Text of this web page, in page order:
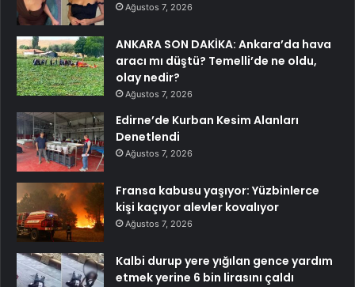
Ağustos 7, 2026
ANKARA SON DAKİKA: Ankara’da hava
aracı mı düştü? Temelli’de ne oldu,
olay nedir?
Ağustos 7, 2026
Edirne’de Kurban Kesim Alanları
Denetlendi
Ağustos 7, 2026
Fransa kabusu yaşıyor: Yüzbinlerce
kişi kaçıyor alevler kovalıyor
Ağustos 7, 2026
Kalbi durup yere yığılan gence yardım
etmek yerine 6 bin lirasını çaldı